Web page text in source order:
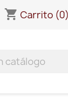
shopping_cart Carrito (0)